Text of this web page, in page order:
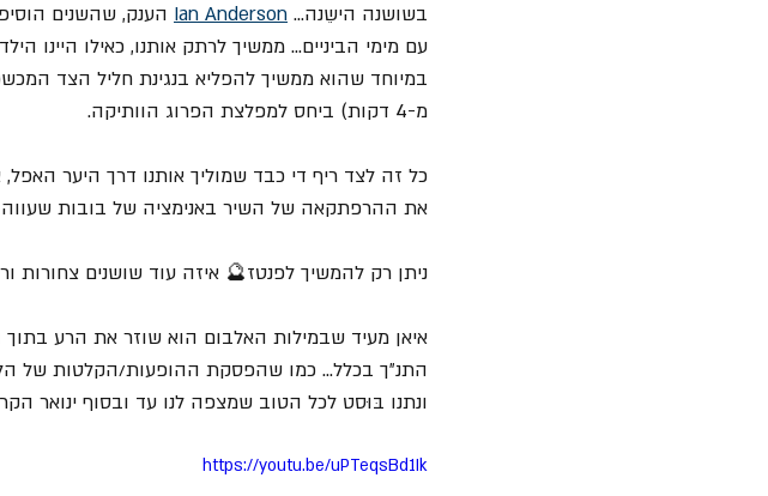
בשושנה הישֵנה... Ian Anderson הענק, שהשנים
עם מימי הביניים... ממשיך לרתק אותנו, כאילו
במיוחד שהוא ממשיך להפליא בנגינת חליל הצד
מ-4 דקות) ביחס למפלצת הפרוג הוותיקה.
כל זה לצד ריף די כבד שמוליך אותנו דרך היער
את ההרפתקאה של השיר באנימציה של בובות שעווה
ניתן רק להמשיך לפנטז🔮 איזה עוד שושנים צחורות
איאן מעיד שבמילות האלבום הוא שוזר את הרע בתוך
התנ״ך בכלל... כמו שהפסקת ההופעות/הקלטות של
ונתנו בּוּסט לכל הטוב שמצפה לנו עד ובסוף ינואר
https://youtu.be/uPTeqsBd1Ik